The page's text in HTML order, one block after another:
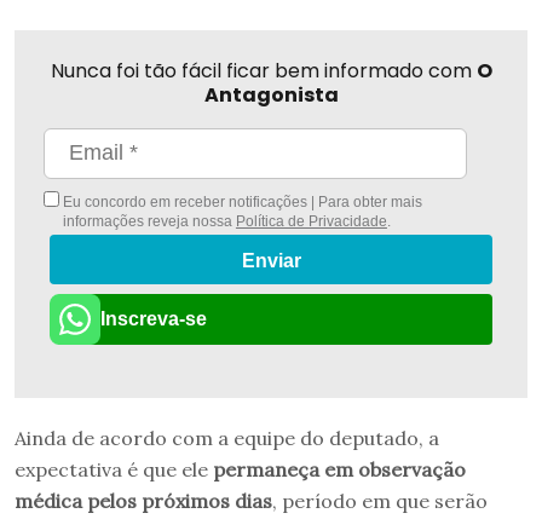
Nunca foi tão fácil ficar bem informado com O
Antagonista
Eu concordo em receber notificações | Para obter mais
informações reveja nossa Política de Privacidade.
Enviar
Inscreva-se
Ainda de acordo com a equipe do deputado, a
expectativa é que ele permaneça em observação
médica pelos próximos dias, período em que serão